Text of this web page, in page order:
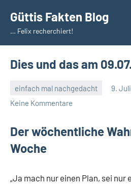
Inhalt
springen
Güttis Fakten Blog
… Felix recherchiert!
Dies und das am 09.07.
einfach mal nachgedacht 9.
Keine Kommentare
Der wöchentliche
Woche
„Ja mach nur einen Plan, sei nur